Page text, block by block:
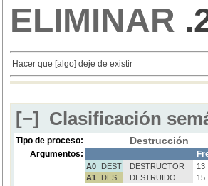
delELIMINAR
Hacer que [algo] deje de existir
[−] Clasificación
Tipo de proceso: Destrucción
Argumentos:
A0 DEST DESTRUCTOR
13
A1
DES DESTRUIDO 15